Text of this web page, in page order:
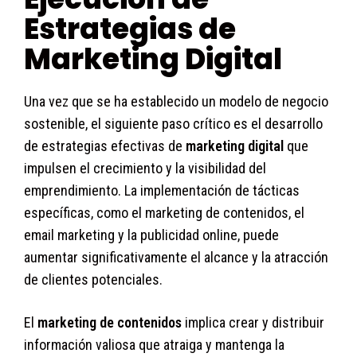
Estrategias de
Marketing Digital
Una vez que se ha establecido un modelo de negocio
sostenible, el siguiente paso crítico es el desarrollo
de estrategias efectivas de marketing digital que
impulsen el crecimiento y la visibilidad del
emprendimiento. La implementación de tácticas
específicas, como el marketing de contenidos, el
email marketing y la publicidad online, puede
aumentar significativamente el alcance y la atracción
de clientes potenciales.
El marketing de contenidos implica crear y distribuir
información valiosa que atraiga y mantenga la